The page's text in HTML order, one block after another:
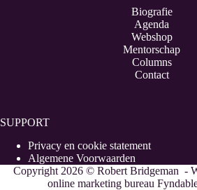
Biografie
Agenda
Webshop
Mentorschap
Columns
Contact
SUPPORT
Privacy en cookie statement
Algemene Voorwaarden
Copyright 2026 © Robert Bridgeman -
online marketing bureau